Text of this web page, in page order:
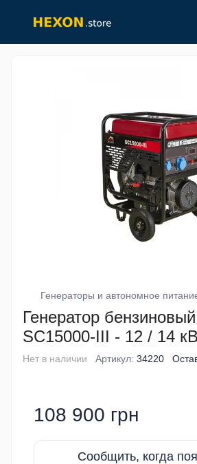
Генераторы и автономное
Генератор
SC15000-III - 12 / 14
Нет в наличии Артикул: 34220
108 900 грн
Сообщить, когда